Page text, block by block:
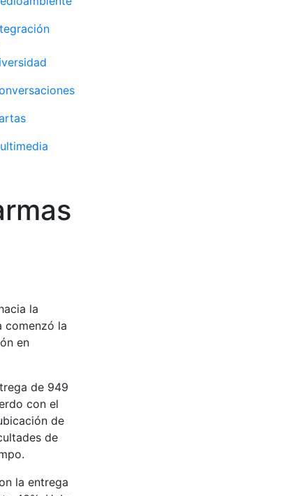
la
comenzó la
en
de 949
con el
de
de
la entrega